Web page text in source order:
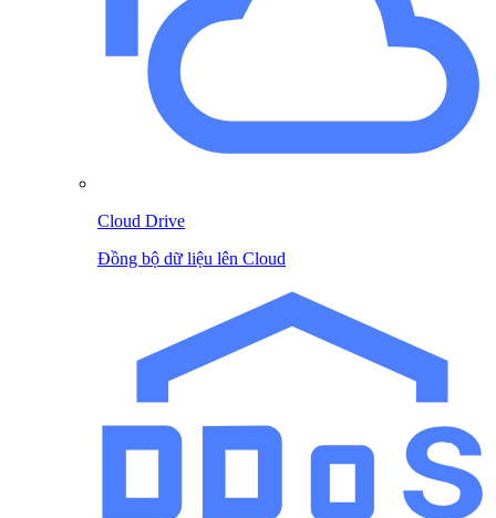
Cloud Drive
Đồng bộ dữ liệu lên Cloud